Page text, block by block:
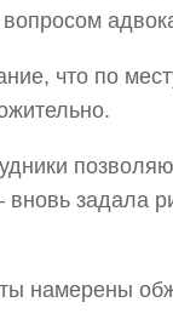
что по
задала
намерены